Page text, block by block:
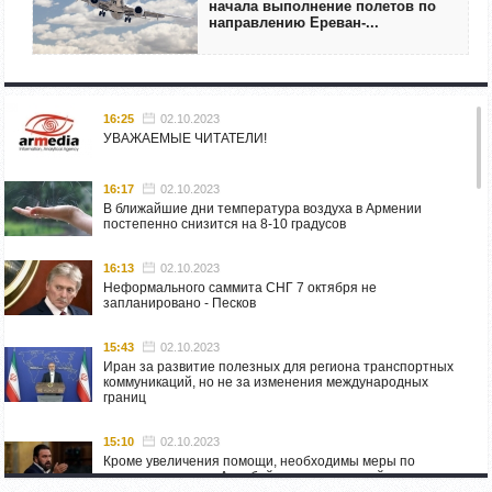
начала выполнение полетов по
направлению Ереван-...
16:25 02.10.2023
УВАЖАЕМЫЕ ЧИТАТЕЛИ!
16:17 02.10.2023
В ближайшие дни температура воздуха в Армении
постепенно снизится на 8-10 градусов
16:13 02.10.2023
Неформального саммита СНГ 7 октября не
запланировано - Песков
15:43 02.10.2023
Иран за развитие полезных для региона транспортных
коммуникаций, но не за изменения международных
границ
15:10 02.10.2023
Кроме увеличения помощи, необходимы меры по
пресечению угроз Азербайджана: испанский депутат